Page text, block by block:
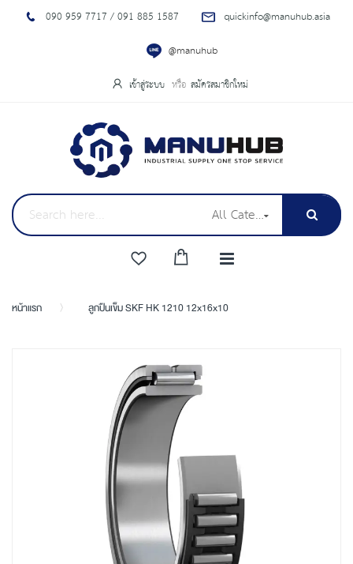
090 959 7717 / 091 885 1587
quickinfo@manuhub.asia
@manuhub
เข้าสู่ระบบ สมัครสมาชิกใหม่
All Categories
หน้าแรก ลูกปืนเข็ม SKF HK 1210 12x16x10
to
the
end
of
images
gallery